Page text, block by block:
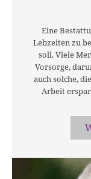
Eine
Lebzeiten zu
soll. Viele
Vorsorge,
auch solche,
Arbeit